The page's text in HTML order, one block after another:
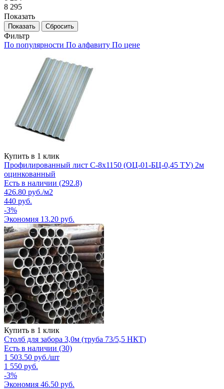
8 295
Показать
Сбросить
Фильтр
По популярности По алфавиту По цене
Купить в 1 клик
Профилированный лист С-8х1150 (ОЦ-01-БЦ-0,45 ТУ) 2м
оцинкованный
Есть в наличии (292.8)
426.80 руб./м2
440 руб.
-3%
Экономия 13.20 руб.
Купить в 1 клик
Столб для забора 3,0м (труба 73/5,5 НКТ)
Есть в наличии (30)
1 503.50 руб./шт
1 550 руб.
-3%
Экономия 46.50 руб.